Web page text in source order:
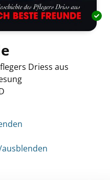
Driess aus
Verfasser